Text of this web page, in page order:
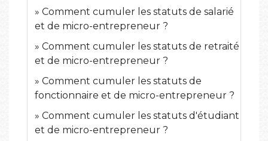
Comment cumuler les statuts de salarié
et de micro-entrepreneur ?
Comment cumuler les statuts de retraité
et de micro-entrepreneur ?
Comment cumuler les statuts de
fonctionnaire et de micro-entrepreneur ?
Comment cumuler les statuts d'étudiant
et de micro-entrepreneur ?